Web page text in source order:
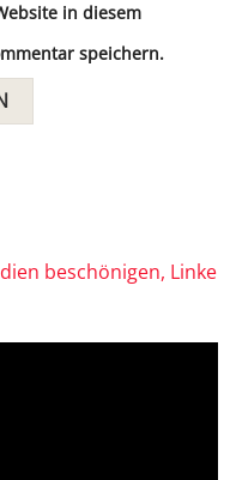
in diesem
speichern.
beschönigen, Linke